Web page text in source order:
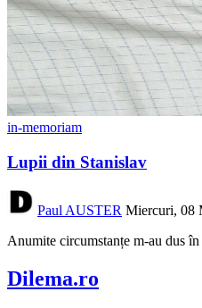
in-memoriam
Lupii din Stanislav
Paul AUSTER Miercuri, 08
Anumite circumstanțe m-au dus
Dilema.ro